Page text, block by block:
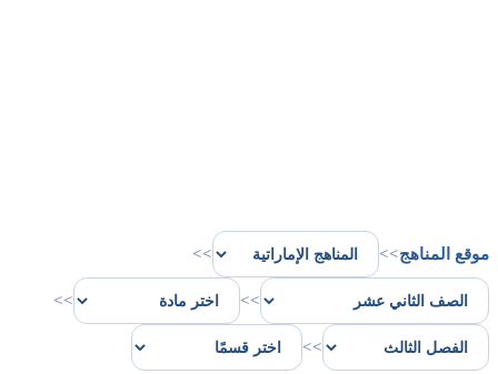
موقع المناهج>>
>>
>>
>>
>>